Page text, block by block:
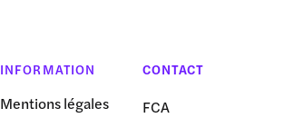
INFORMATION
Mentions légales
CONTACT
FCA